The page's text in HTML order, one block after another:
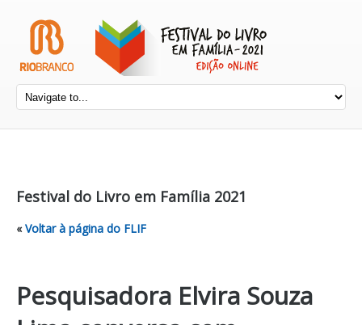
Festival do Livro em Família 2021
«Voltar à página do FLIF
Pesquisadora Elvira Souza